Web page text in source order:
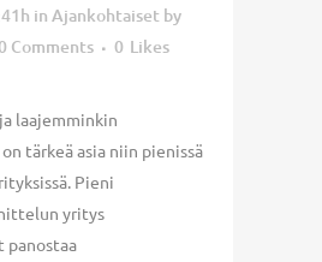
in Ajankohtaiset by
Comments 0 Likes
laajemminkin
tärkeä asia niin pienissä
Pieni
yritys
panostaa